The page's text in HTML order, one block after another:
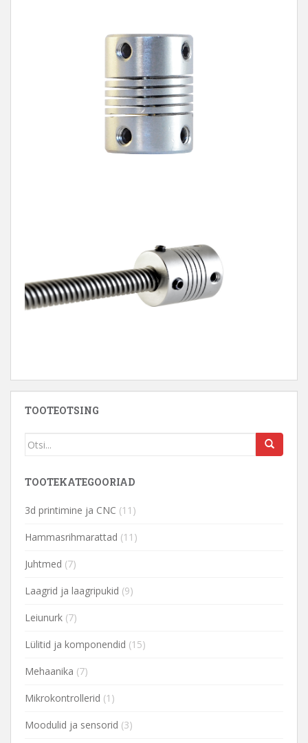
TOOTEOTSING
TOOTEKATEGOORIAD
3d printimine ja CNC (11)
Hammasrihmarattad (11)
Juhtmed (7)
Laagrid ja laagripukid (9)
Leiunurk (7)
Lülitid ja komponendid (15)
Mehaanika (7)
Mikrokontrollerid (1)
Moodulid ja sensorid (3)